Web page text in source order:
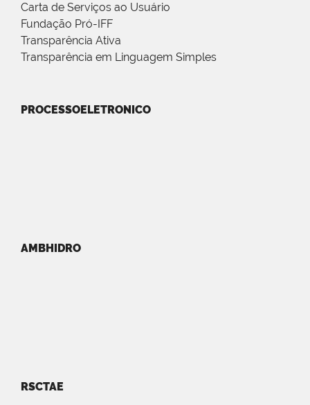
Carta de Serviços ao Usuário
Fundação Pró-IFF
Transparência Ativa
Transparência em Linguagem Simples
PROCESSOELETRONICO
AMBHIDRO
RSCTAE